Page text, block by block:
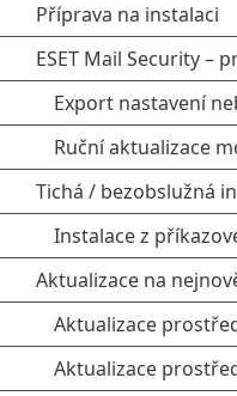
Příprava na instalaci
ESET Mail Security –
Export nastavení
Ruční aktualizace
Tichá / bezobslužná
Instalace z
Aktualizace na
Aktualizace
Aktualizace